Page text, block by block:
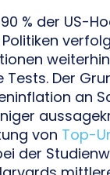
% der US-
Der
an
von Top-
der